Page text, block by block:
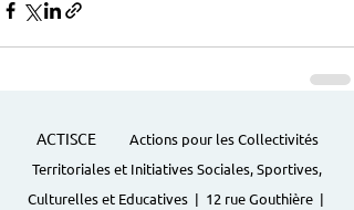
ACTISCE
Actions pour les Collectivités
Territoriales et Initiatives Sociales, Sportives,
Culturelles et Educatives | 12 rue Gouthière |